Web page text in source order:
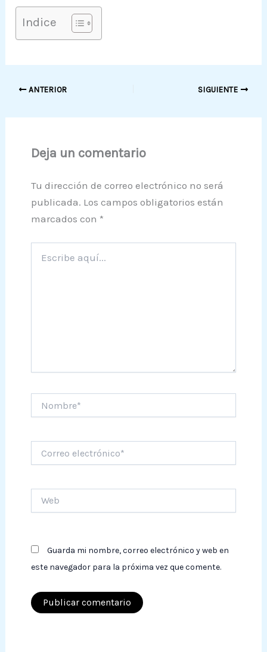
Indice
ANTERIOR SIGUIENTE
Deja un comentario
Tu dirección de correo electrónico no será
publicada. Los campos obligatorios están
marcados con *
aquí...
electrónico*
Guarda mi nombre, correo electrónico y web en
este navegador para la próxima vez que comente.